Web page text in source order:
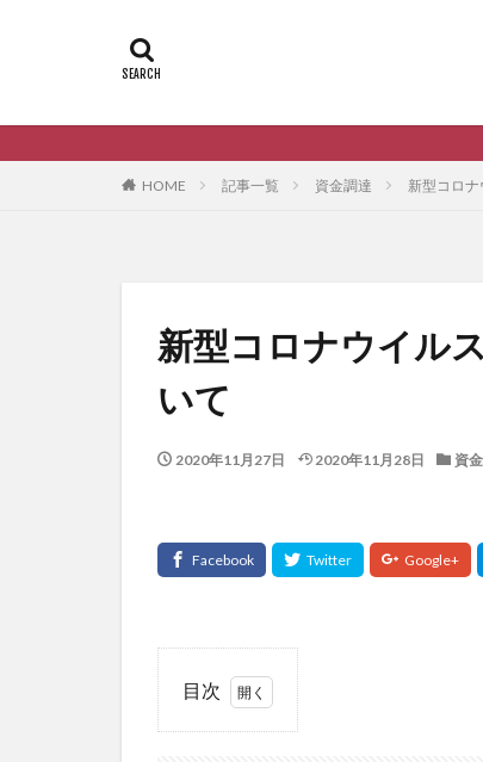
HOME 記事一覧 資金調達 新型コロ
新型コロナウイル
いて
2020年11月27日 2020年11月28日 資
目次